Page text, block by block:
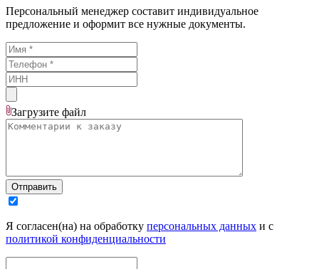
Персональный менеджер составит индивидуальное
предложение и оформит все нужные документы.
Загрузите файл
Отправить
Я согласен(на) на обработку персональных данных и с
политикой конфиденциальности